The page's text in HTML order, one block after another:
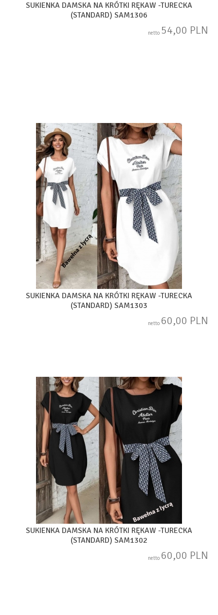
SUKIENKA DAMSKA NA KRÓTKI RĘKAW -TURECKA
(STANDARD) SAM1306
netto 54,00 PLN
SUKIENKA DAMSKA NA KRÓTKI RĘKAW -TURECKA
(STANDARD) SAM1303
netto 60,00 PLN
SUKIENKA DAMSKA NA KRÓTKI RĘKAW -TURECKA
(STANDARD) SAM1302
netto 60,00 PLN